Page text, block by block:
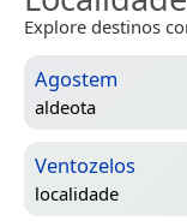
Explore destinos
Agostem
aldeota
Ventozelos
localidade